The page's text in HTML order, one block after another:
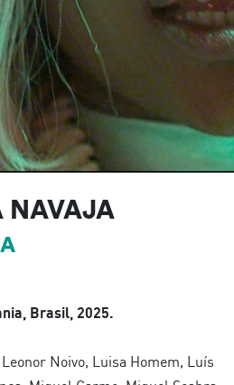
NAVAJA
Brasil, 2025.
Noivo, Luisa Homem, Luís